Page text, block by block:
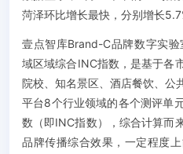
菏泽环比增长最快，分别增长
壹点智库Brand-C品牌数字实
域区域综合INC指数，是基于各
院校、知名景区、酒店餐饮、公
平台8个行业领域的各个测评单
数（即INC指数），综合计算而
品牌传播综合效果，一定程度